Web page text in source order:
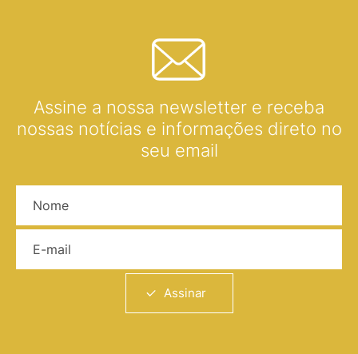
Assine a nossa newsletter e receba
nossas notícias e informações direto no
seu email
Assinar